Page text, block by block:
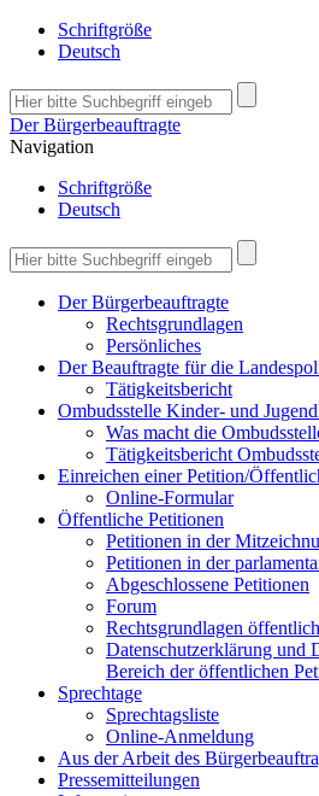
Schriftgröße
Deutsch
Der Bürgerbeauftragte
Navigation
Schriftgröße
Deutsch
Der Bürgerbeauftragte
Rechtsgrundlagen
Persönliches
Der Beauftragte für die
Tätigkeitsbericht
Ombudsstelle Kinder- und
Was macht die
Tätigkeitsbericht
Einreichen einer Petition/
Online-Formular
Öffentliche Petitionen
Petitionen in der
Petitionen in der
Abgeschlossene Petitionen
Forum
Rechtsgrundlagen
Datenschutzerklärung und
Bereich der öffentlichen
Sprechtage
Sprechtagsliste
Online-Anmeldung
Aus der Arbeit des
Pressemitteilungen